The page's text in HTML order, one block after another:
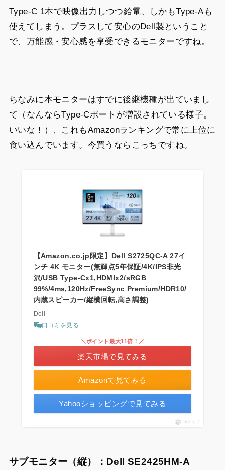
Type-C 1本で映像出力しつつ給電、しかもType-Aも
使えてしまう。プラスして安心のDell製ということ
で、万能感・安心感を享受できるモニターですね。
ちなみに本モニターはすでに後継機種が出ていまし
て（なんならType-Cポートが増設されている様子。
いいな！）、これもAmazonランキングで常に上位に
食い込んでいます。今買うならこっちですね。
【Amazon.co.jp限定】Dell S2725QC-A 27イ
ンチ 4K モニター(無輝点5年保証/4K/IPS非光
沢/USB Type-Cx1,HDMIx2/sRGB
99%/4ms,120Hz/FreeSync Premium/HDR10/
内蔵スピーカー/縦横回転,高さ調整)
Dell
口コミを見る
Amazonで見てみる
＼ポイント最大11倍！／
楽天市場で見てみる
Yahooショッピングで見てみる
ポチップ
サブモニター（縦）：Dell SE2425HM-A